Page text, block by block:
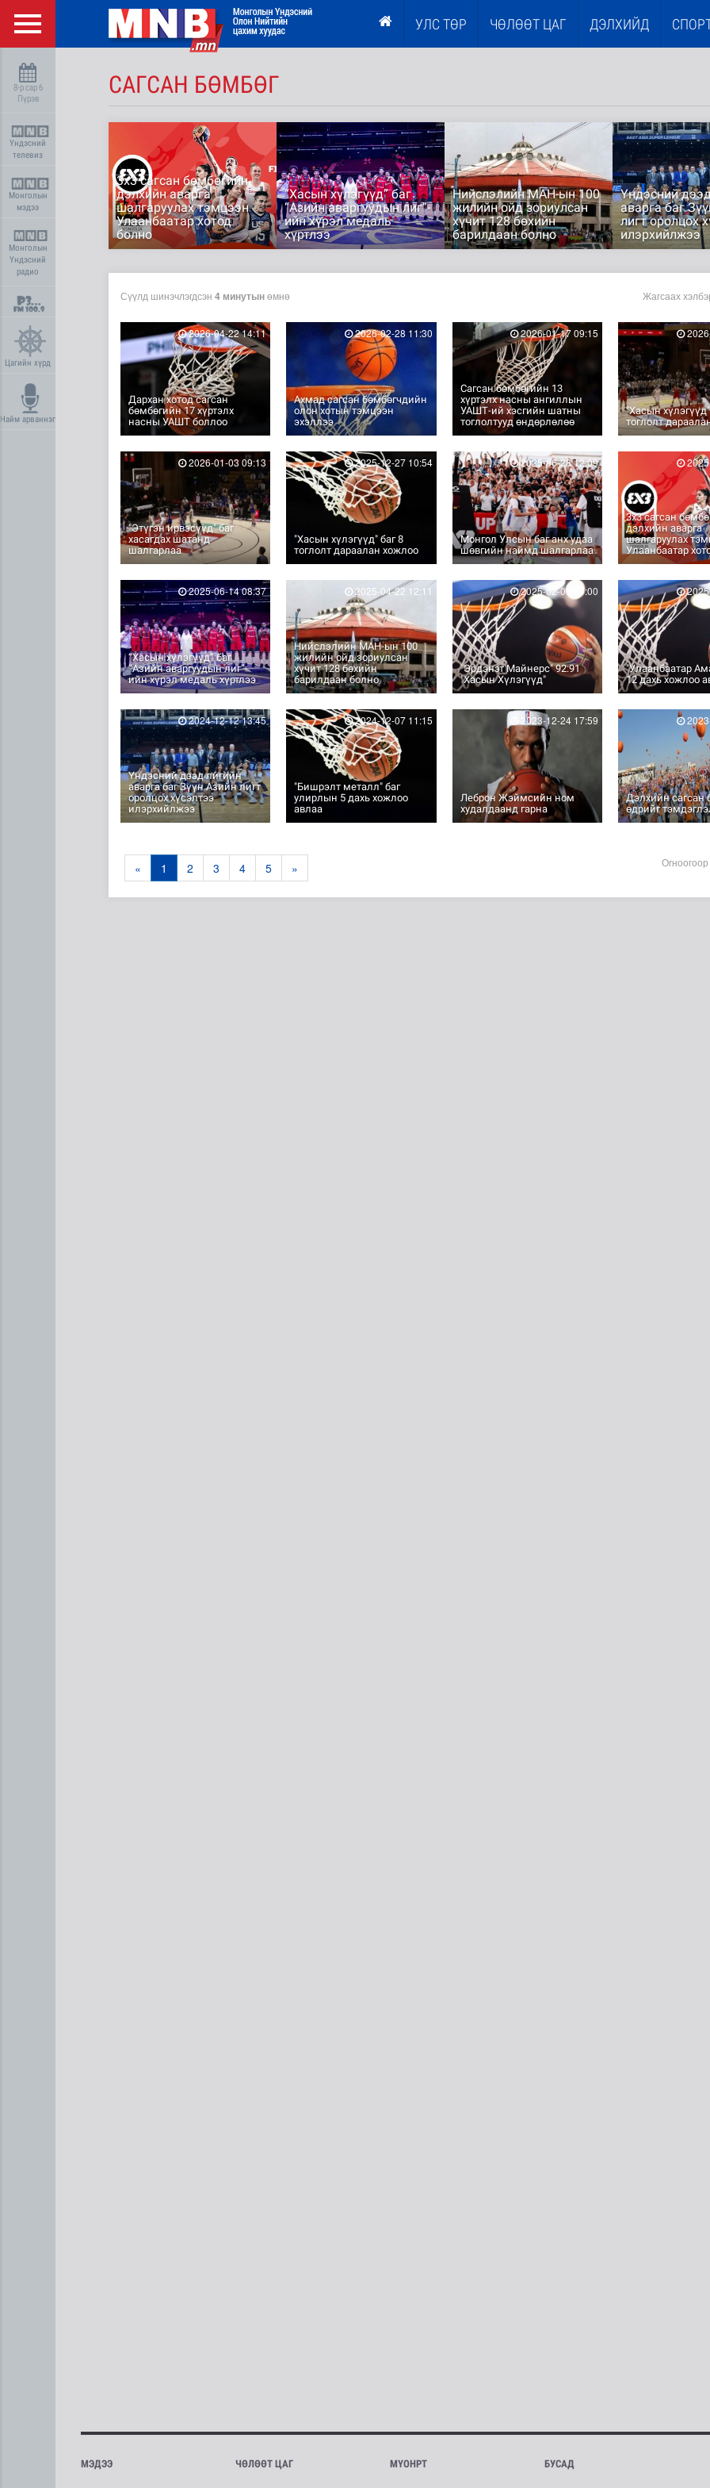
УЛС ТӨР ЧӨЛӨӨТ ЦАГ ДЭЛХИЙД
8-р сар 6
Пүрэв
Үндэсний
телевиз
Монголын
мэдээ
Монголын
Үндэсний
радио
Цагийн хүрд
Найм арваннэг
САГСАН БӨМБӨГ
3х3 сагсан бөмбөгийн
дэлхийн аварга
шалгаруулах тэмцээн
Улаанбаатар хотод
болно
“Хасын хүлэгүүд” баг
“Азийн аваргуудын лиг”-
ийн хүрэл медаль
хүртлээ
Нийслэлийн МАН-ын 100
жилийн ойд зориулсан
хүчит 128 бөхийн
барилдаан болно
Үндэсний
аварга баг
лигт оролцох
илэрхийлжээ
Сүүлд шинэчлэгдсэн 4 минутынөмнө Жагсаах
Дархан хотод сагсан
бөмбөгийн 17 хүртэлх
насны УАШТ боллоо
2026-04-22 14:11
Ахмад сагсан бөмбөгчдийн
олон хотын тэмцээн
эхэллээ
2026-02-28 11:30
Сагсан бөмбөгийн 13
хүртэлх насны ангиллын
УАШТ-ий хэсгийн шатны
тоглолтууд өндөрлөлөө
2026-01-17 09:15
"Хасын
тоглолт
"Этүгэн ирвэсүүд" баг
хасагдах шатанд
шалгарлаа
2026-01-03 09:13
"Хасын хүлэгүүд" баг 8
тоглолт дараалан хожлоо
2025-12-27 10:54
Монгол Улсын баг анх удаа
шөвгийн наймд шалгарлаа
2025-06-28 12:09
3х3 сагсан
дэлхийн аварга
шалгаруулах
Улаанбаатар
“Хасын хүлэгүүд” баг
“Азийн аваргуудын лиг”-
ийн хүрэл медаль хүртлээ
2025-06-14 08:37
Нийслэлийн МАН-ын 100
жилийн ойд зориулсан
хүчит 128 бөхийн
барилдаан болно
2025-04-22 12:11
"Эрдэнэт Майнерс" 92:91
"Хасын Хүлэгүүд"
2025-02-01 14:00
"Улаанбаатар
12 дахь хожлоо
Үндэсний дээд лигийн
аварга баг Зүүн Азийн лигт
оролцох хүсэлтээ
илэрхийлжээ
2024-12-12 13:45
"Бишрэлт металл" баг
улирлын 5 дахь хожлоо
авлаа
2024-12-07 11:15
Леброн Жэймсийн ном
худалдаанд гарна
2023-12-24 17:59
Дэлхийн сагсан
өдрийг
« 1 2 3 4 5 »
МЭДЭЭ ЧӨЛӨӨТ ЦАГ МҮОНРТ БУСАД